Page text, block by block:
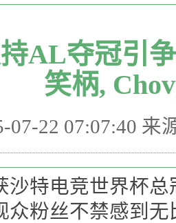
AL夺冠引
笑柄,
07-22 07:07:40 来
沙特电竞世界杯
众粉丝不禁感到